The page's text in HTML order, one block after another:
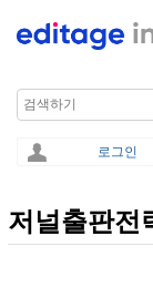
Search
로그인
You are here
저널출판전